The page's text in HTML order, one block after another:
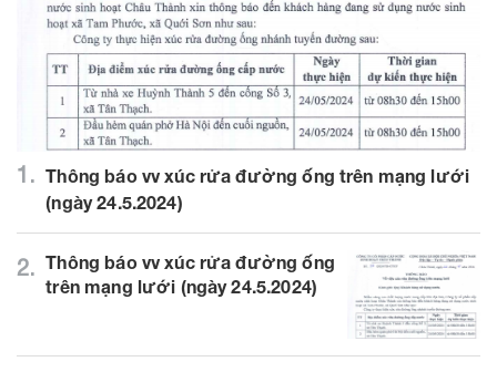
1. Thông báo vv xúc rửa đường ống trên mạng lưới
(ngày 24.5.2024)
2. Thông báo vv xúc rửa đường ống
trên mạng lưới (ngày 24.5.2024)